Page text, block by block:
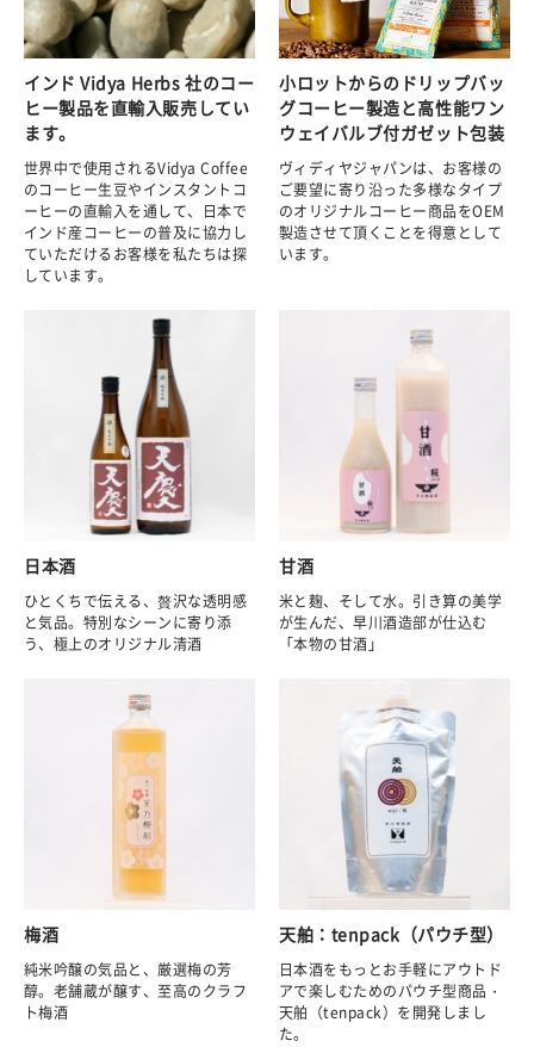
インド Vidya Herbs 社のコー
ヒー製品を直輸入販売してい
ます。
世界中で使用されるVidya Coffee
のコーヒー生豆やインスタントコ
ーヒーの直輸入を通して、日本で
インド産コーヒーの普及に協力し
ていただけるお客様を私たちは探
しています。
小ロットからのドリップバッ
グコーヒー製造と高性能ワン
ウェイバルブ付ガゼット包装
ヴィディヤジャパンは、お客様の
ご要望に寄り沿った多様なタイプ
のオリジナルコーヒー商品をOEM
製造させて頂くことを得意として
います。
日本酒
ひとくちで伝える、贅沢な透明感
と気品。特別なシーンに寄り添
う、極上のオリジナル清酒
甘酒
米と麹、そして水。引き算の美学
が生んだ、早川酒造部が仕込む
「本物の甘酒」
梅酒
純米吟醸の気品と、厳選梅の芳
醇。老舗蔵が醸す、至高のクラフ
ト梅酒
天舶：tenpack（パウチ型）
日本酒をもっとお手軽にアウトド
アで楽しむためのパウチ型商品・
天舶（tenpack）を開発しまし
た。